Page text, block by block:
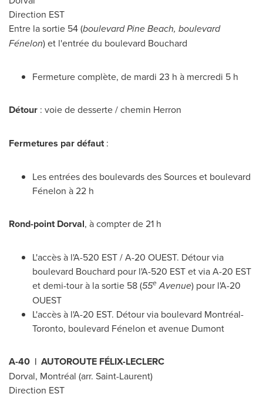
Direction EST
Entre la sortie 54 (boulevard Pine Beach, boulevard
Fénelon) et l'entrée du boulevard Bouchard
Fermeture complète, de mardi 23 h à mercredi 5 h
Détour : voie de desserte / chemin Herron
Fermetures par défaut:
Les entrées des boulevards des Sources et boulevard
Fénelon à 22 h
Rond-pointDorval, à compter de 21 h
L'accès à l'A-520 EST/ A-20 OUEST. Détour via
boulevard Bouchard pour l'A-520 ESTet via A-20 EST
et demi-tour à la sortie 58 (55eAvenue) pour l'A-20
OUEST
L'accès à l'A-20 EST. Détour via boulevard Montréal-
Toronto, boulevard Fénelon et avenue Dumont
A-40 | AUTOROUTE FÉLIX-LECLERC
Dorval, Montréal (arr. Saint-Laurent)
Direction EST